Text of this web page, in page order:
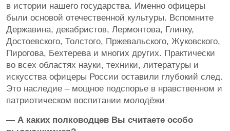
в истории нашего государства. Именно офицеры
были основой отечественной культуры. Вспомните
Державина, декабристов, Лермонтова, Глинку,
Достоевского, Толстого, Пржевальского, Жуковского,
Пирогова, Бехтерева и многих других. Практически
во всех областях науки, техники, литературы и
искусства офицеры России оставили глубокий след.
Это наследие – мощное подспорье в нравственном и
патриотическом воспитании молодёжи
— А каких полководцев Вы считаете особо